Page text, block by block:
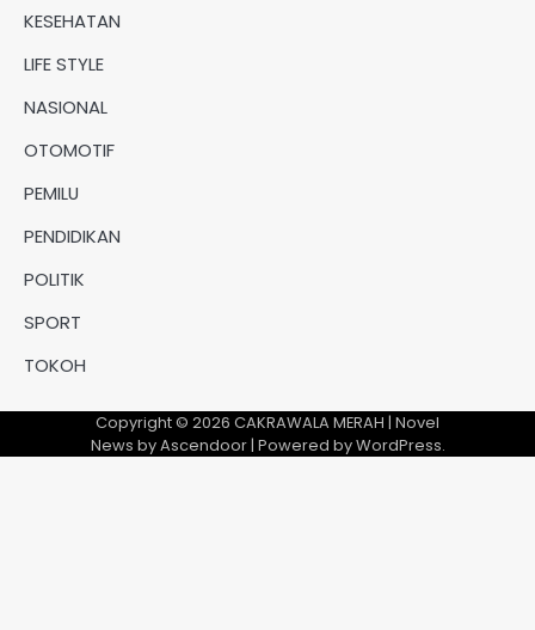
KESEHATAN
LIFE STYLE
NASIONAL
OTOMOTIF
PEMILU
PENDIDIKAN
POLITIK
SPORT
TOKOH
Copyright © 2026 CAKRAWALA MERAH | Novel
News byAscendoor| Powered byWordPress.